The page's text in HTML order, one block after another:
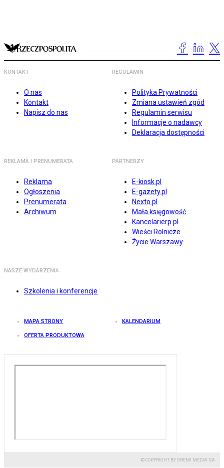
KONTAKT
O nas
Kontakt
Napisz do nas
REGULAMIN
Polityka Prywatności
Zmiana ustawień zgód
Regulamin serwisu
Informacje o nadawcy
Deklaracja dostępności
REKLAMA I PRENUMERATA
Reklama
Ogłoszenia
Prenumerata
Archiwum
PARTNERZY
E-kiosk.pl
E-gazety.pl
Nexto.pl
Mała księgowość
Kancelarierp.pl
Wieści Rolnicze
Życie Warszawy
NASZE WYDARZENIA
Szkolenia i konferencje
MAPA STRONY KALENDARIUM
OFERTA PRODUKTOWA
© COPYRIGHT BY GREMI MEDIA SA